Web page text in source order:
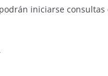
iniciarse